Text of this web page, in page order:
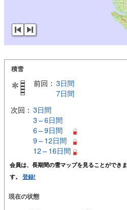
積雪
前回： 3日間
7日間
次回： 3日間
3 – 6日間
6 – 9日間
9 – 12日間
12 – 16日間
会員は、長期間の雪マップを見ることができま
す。 登録!
現在の状態